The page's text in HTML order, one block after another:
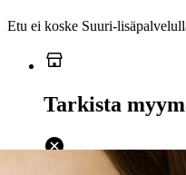
Etu ei koske
Tarkista